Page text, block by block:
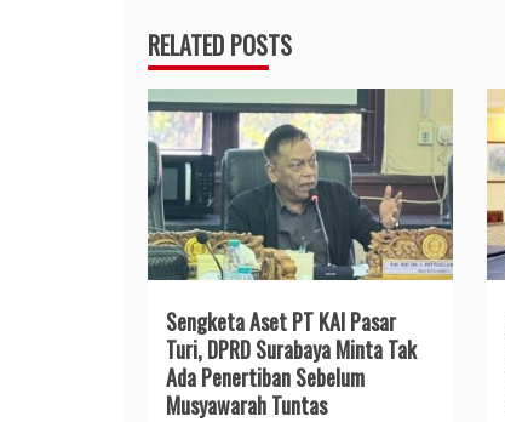
RELATED POSTS
Sengketa Aset PT KAI Pasar
Turi, DPRD Surabaya Minta Tak
Ada Penertiban Sebelum
Musyawarah Tuntas